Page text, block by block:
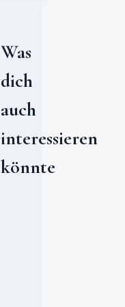
Was
dich
auch
interessieren
könnte